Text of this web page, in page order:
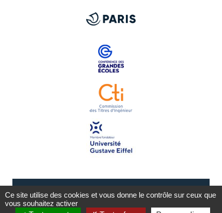
Ce site utilise des cookies et vous donne le contrôle sur ceux que
vous souhaitez activer